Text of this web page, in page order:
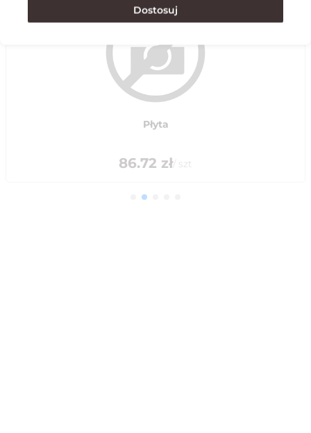
Płyta
86.72 zł/ szt
Dostosuj